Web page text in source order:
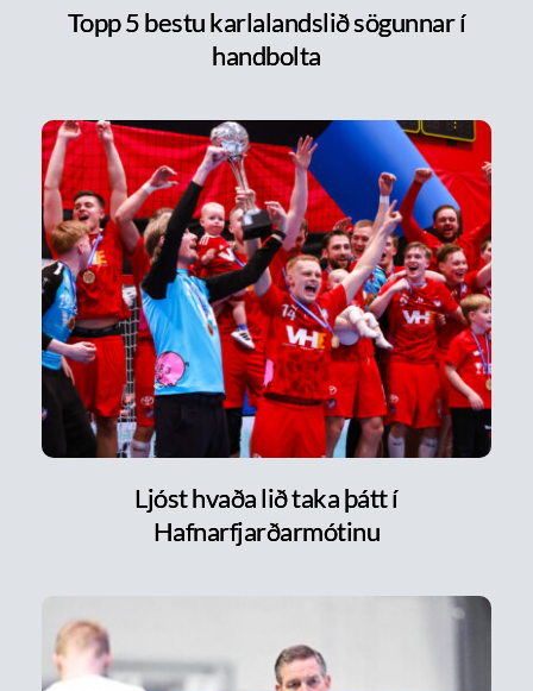
Topp 5 bestu karlalandslið sögunnar í
handbolta
Ljóst hvaða lið taka þátt í
Hafnarfjarðarmótinu